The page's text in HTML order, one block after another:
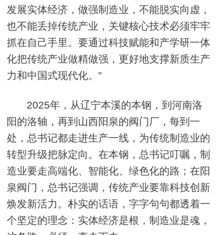
发展实体经济，做强制造业，不能脱实向虚，
也不能丢掉传统产业，关键核心技术必须牢牢
抓在自己手里。要通过科技赋能和产学研一体
化把传统产业做精做强，更好地支撑新质生产
力和中国式现代化。”
2025年，从辽宁本溪的本钢，到河南洛
阳的洛轴，再到山西阳泉的阀门厂，每到一
处，总书记都走进生产一线，为传统制造业的
转型升级把脉定向。在本钢，总书记叮嘱，制
造业要走高端化、智能化、绿色化的路；在阳
泉阀门，总书记强调，传统产业要靠科技创新
焕发新活力。朴实的话语，字字句句都透着一
个坚定的理念：实体经济是根，制造业是魂，